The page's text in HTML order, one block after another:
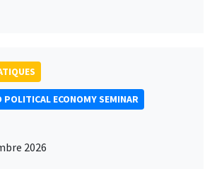
POLITICAL ECONOMY SEMINAR
2026